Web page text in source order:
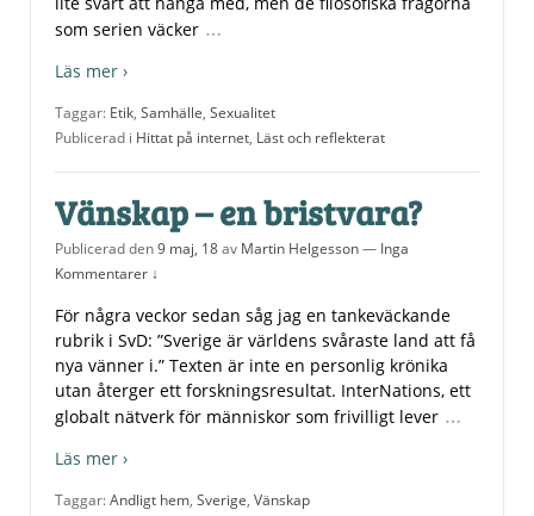
som serien väcker …
Läs mer ›
Taggar: Etik, Samhälle, Sexualitet
Publicerad i Hittat på internet, Läst och reflekterat
Vänskap – en bristvara?
Publicerad den9 maj, 18av Martin Helgesson— Inga
Kommentarer ↓
För några veckor sedan såg jag en tankeväckande
rubrik i SvD: ”Sverige är världens svåraste land att få
nya vänner i.” Texten är inte en personlig krönika
utan återger ett forskningsresultat. InterNations, ett
globalt nätverk för människor som frivilligt lever …
Läs mer ›
Taggar:Andligt hem, Sverige, Vänskap